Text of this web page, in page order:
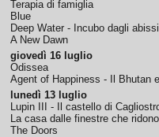
Terapia di famiglia
Blue
Deep Water - Incubo dagli abissi
A New Dawn
giovedì 16 luglio
Odissea
Agent of Happiness - Il Bhutan
lunedì 13 luglio
Lupin III - Il castello di
La casa dalle finestre che ridono
The Doors